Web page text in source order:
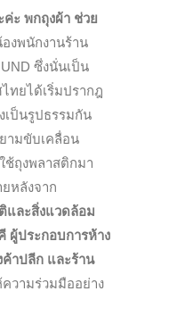
ะ พกถุงผ้า ช่วย
องพนักงานร้าน
ซึ่งนั่นเป็น
ทยได้เริ่มปรากฎ
เป็นรูปธรรมกัน
ามขับเคลื่อน
ช้ถุงพลาสติกมา
หลังจาก
และสิ่งแวดล้อม
ผู้ประกอบการห้าง
ค้าปลีก และร้าน
ความร่วมมืออย่าง